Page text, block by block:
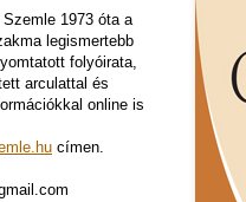
1973 óta a
legismertebb
folyóirata,
arculattal és
online is
címen.